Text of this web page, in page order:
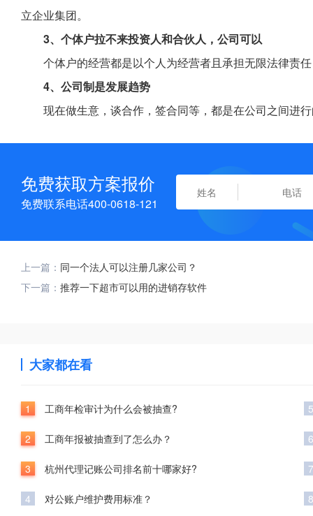
立企业集团。
3、个体户拉不来投资人和合伙人，公司可以
个体户的经营都是以个人为经营者且承担无限法律责
4、公司制是发展趋势
现在做生意，谈合作，签合同等，都是在公司之间进
免费获取方案报价
免费联系电话400-0618-121
上一篇： 同一个法人可以注册几家公司？
下一篇： 推荐一下超市可以用的进销存软件
大家都在看
1 工商年检审计为什么会被抽查?
2 工商年报被抽查到了怎么办？
3 杭州代理记账公司排名前十哪家好?
4 对公账户维护费用标准？
5
6
7
8